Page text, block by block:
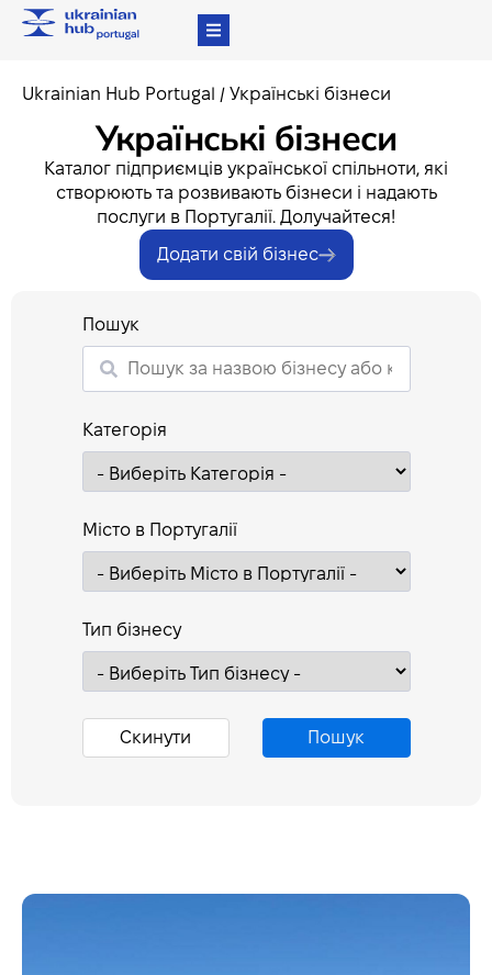
Ukrainian Hub Portugal / Українські бізнеси
Українські бізнеси
Каталог підприємців української спільноти, які
створюють та розвивають бізнеси і надають
послуги в Португалії. Долучайтеся!
Додати свій бізнес
Пошук
Категорія
Місто в Португалії
Тип бізнесу
Пошук
Скинути